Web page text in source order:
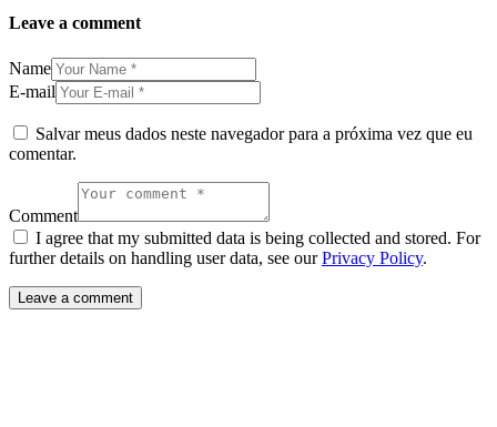
Leave a comment
Name
E-mail
Salvar meus dados neste navegador para a próxima vez que eu
comentar.
Comment
I agree that my submitted data is being collected and stored. For
further details on handling user data, see ourPrivacy Policy.